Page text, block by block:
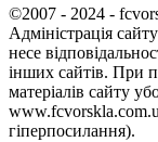
©2007 - 2024 -
Адміністрація
несе
інших сайтів. При
матеріалів сайту
гіперпосилання).